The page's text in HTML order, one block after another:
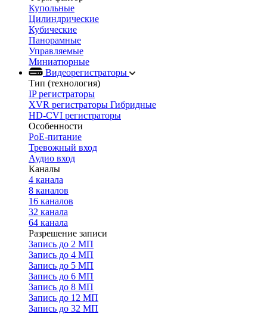
Купольные
Цилиндрические
Кубические
Панорамные
Управляемые
Миниатюрные
Видеорегистраторы
Тип (технология)
IP регистраторы
XVR регистраторы Гибридные
HD-CVI регистраторы
Особенности
PoE-питание
Тревожный вход
Аудио вход
Каналы
4 канала
8 каналов
16 каналов
32 канала
64 канала
Разрешение записи
Запись до 2 МП
Запись до 4 МП
Запись до 5 МП
Запись до 6 МП
Запись до 8 МП
Запись до 12 МП
Запись до 32 МП